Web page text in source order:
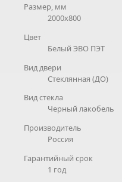
Размер, мм
2000х800
Цвет
Белый ЭВО ПЭТ
Вид двери
Стеклянная (ДО)
Вид стекла
Черный лакобель
Производитель
Россия
Гарантийный срок
1 год